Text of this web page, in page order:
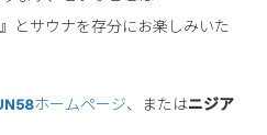
とサウナを存分にお楽しみいた
ホームページ、またはニジア